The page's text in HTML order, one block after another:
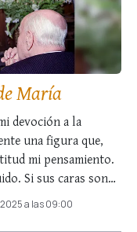
María
devoción a la
una figura que,
mi pensamiento.
Si sus caras son
a las 09:00